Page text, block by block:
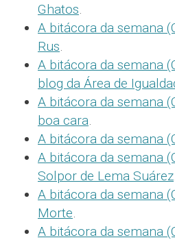
Ghatos.
A bitácora da semana
Rus.
A bitácora da semana
blog da Área de
A bitácora da semana
boa cara.
A bitácora da semana
A bitácora da semana
Solpor de Lema Suárez
A bitácora da semana
Morte.
A bitácora da semana